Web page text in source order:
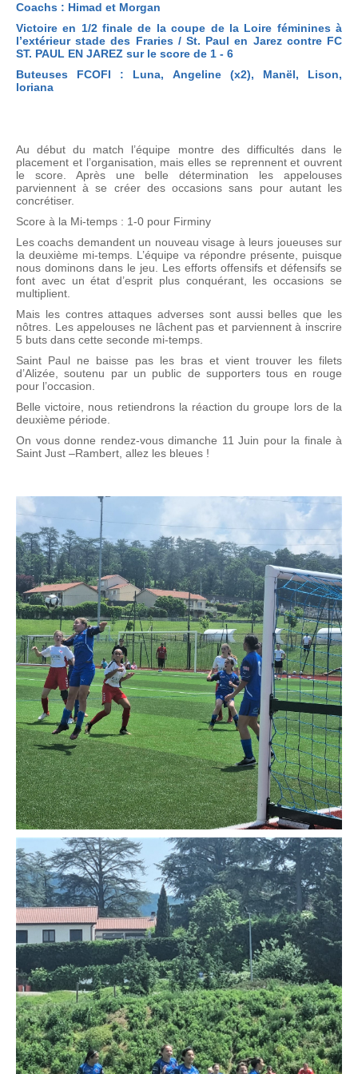
Coachs : Himad et Morgan
Victoire en 1/2 finale de la coupe de la Loire féminines à
l’extérieur stade des Fraries / St. Paul en Jarez contre FC
ST. PAUL EN JAREZ sur le score de 1 - 6
Buteuses FCOFI : Luna, Angeline (x2), Manël, Lison,
loriana
Au début du match l’équipe montre des difficultés dans le
placement et l’organisation, mais elles se reprennent et ouvrent
le score. Après une belle détermination les appelouses
parviennent à se créer des occasions sans pour autant les
concrétiser.
Score à la Mi-temps : 1-0 pour Firminy
Les coachs demandent un nouveau visage à leurs joueuses sur
la deuxième mi-temps. L’équipe va répondre présente, puisque
nous dominons dans le jeu. Les efforts offensifs et défensifs se
font avec un état d’esprit plus conquérant, les occasions se
multiplient.
Mais les contres attaques adverses sont aussi belles que les
nôtres. Les appelouses ne lâchent pas et parviennent à inscrire
5 buts dans cette seconde mi-temps.
Saint Paul ne baisse pas les bras et vient trouver les filets
d’Alizée, soutenu par un public de supporters tous en rouge
pour l’occasion.
Belle victoire, nous retiendrons la réaction du groupe lors de la
deuxième période.
On vous donne rendez-vous dimanche 11 Juin pour la finale à
Saint Just –Rambert, allez les bleues !